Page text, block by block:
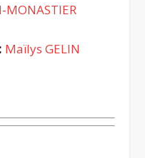
MONASTIER
Maïlys GELIN